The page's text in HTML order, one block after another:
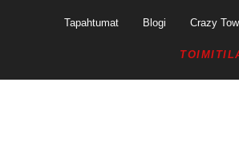
Tapahtumat Blogi Crazy